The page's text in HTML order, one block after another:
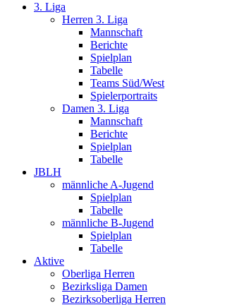
3. Liga
Herren 3. Liga
Mannschaft
Berichte
Spielplan
Tabelle
Teams Süd/West
Spielerportraits
Damen 3. Liga
Mannschaft
Berichte
Spielplan
Tabelle
JBLH
männliche A-Jugend
Spielplan
Tabelle
männliche B-Jugend
Spielplan
Tabelle
Aktive
Oberliga Herren
Bezirksliga Damen
Bezirksoberliga Herren